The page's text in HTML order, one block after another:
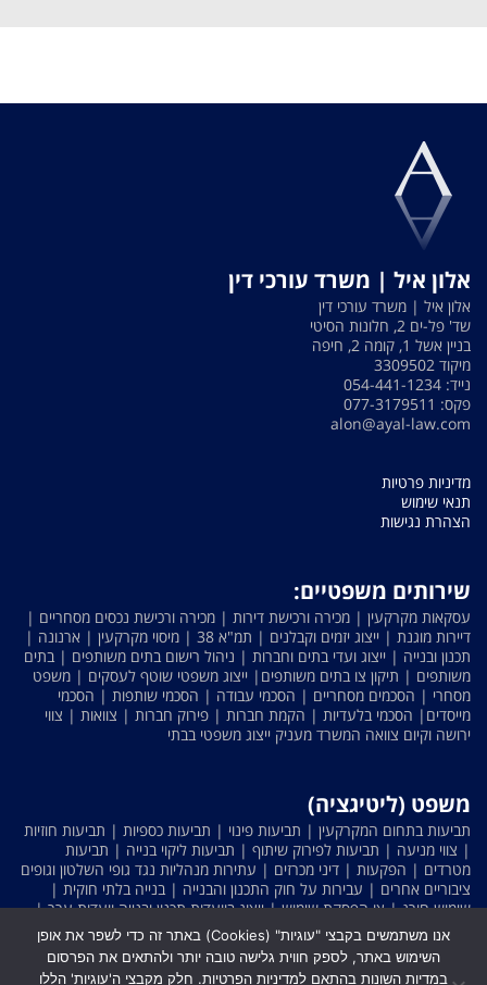
אלון איל | משרד עורכי דין
אלון איל | משרד עורכי דין
שד' פל-ים 2, חלונות הסיטי
בניין אשל 1, קומה 2, חיפה
מיקוד 3309502
נייד: 054-441-1234
פקס: 077-3179511
alon@ayal-law.com
מדיניות פרטיות
תנאי שימוש
הצהרת נגישות
שירותים משפטיים:
עסקאות מקרקעין | מכירה ורכישת דירות | מכירה ורכישת נכסים מסחריים |
דיירות מוגנת | ייצוג יזמים וקבלנים | תמ"א 38 | מיסוי מקרקעין | ארנונה |
תכנון ובנייה | ייצוג ועדי בתים וחברות | ניהול רישום בתים משותפים | בתים
משותפים | תיקון צו בתים משותפים| ייצוג משפטי שוטף לעסקים | משפט
מסחרי | הסכמים מסחריים | הסכמי עבודה | הסכמי שותפות | הסכמי
מייסדים| הסכמי בלעדיות | הקמת חברות | פירוק חברות | צוואות | צווי
ירושה וקיום צוואה המשרד מעניק ייצוג משפטי בבתי
משפט (ליטיגציה)
תביעות בתחום המקרקעין | תביעות פינוי | תביעות כספיות | תביעות חוזיות
| צווי מניעה | תביעות לפירוק שיתוף | תביעות ליקוי בנייה | תביעות
מטרדים | הפקעות | דיני מכרזים | עתירות מנהליות נגד גופי השלטון וגופים
ציבוריים אחרים | עבירות על חוק התכנון והבנייה | בנייה בלתי חוקית |
שימוש חורג | צו הפסקת שימוש | ייצוג בוועדות תכנון ובנייה וועדות ערר |
ייצוג בתביעות בתחום העסקי-מסחרי | לשון הרע | תביעות בענייני קניין
אנו משתמשים בקבצי "עוגיות" (Cookies) באתר זה כדי לשפר את אופן
השימוש באתר, לספק חווית גלישה טובה יותר ולהתאים את הפרסום
במדיות השונות בהתאם למדיניות הפרטיות. חלק מקבצי ה'עוגיות' הללו